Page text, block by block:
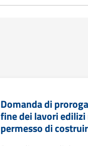
Domanda di
fine dei lavori
permesso di